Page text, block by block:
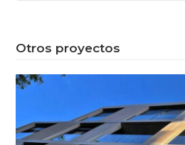
Otros proyectos